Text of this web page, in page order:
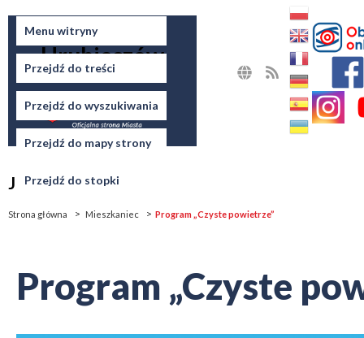
Menu witryny
Przejdź do treści
Przejdź do wyszukiwania
Przejdź do mapy strony
Przejdź do stopki
Miasto
Hrubieszów
Jesteś tutaj
Strona główna Mieszkaniec Program „Czyste powietrze”
Program „Czyste